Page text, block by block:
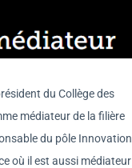
du Collège des
médiateur de la filière
du pôle
où il est aussi médiateur